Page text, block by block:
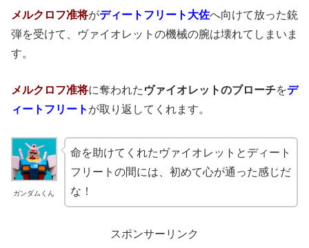
メルクロフ准将がディートフリート大佐へ向けて放った銃
弾を受けて、ヴァイオレットの機械の腕は壊れてしまいま
す。
メルクロフ准将に奪われた ヴァイオレットのブローチをデ
ィートフリート が取り返してくれます。
ガンダムくん
命を助けてくれたヴァイオレットとディート
フリートの間には、初めて心が通った感じだ
な！
スポンサーリンク